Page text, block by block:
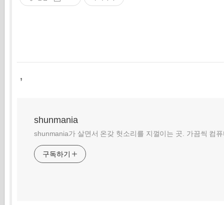
,
shunmania
shunmania가 살면서 온갖 헛소리를 지껄이는 곳. 가끔씩 컴
구독하기